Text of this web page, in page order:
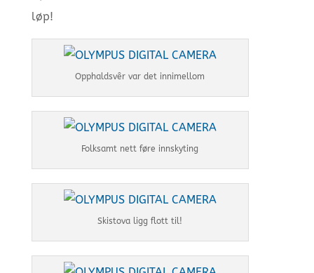
løp!
Opphaldsvêr var det innimellom
Folksamt nett føre innskyting
Skistova ligg flott til!